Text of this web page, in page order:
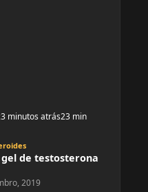
minutos atrás23 min
de testosterona
2019